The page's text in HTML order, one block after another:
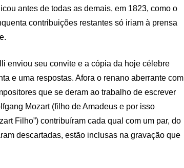
antes de todas as demais, em 1823, como o
contribuições restantes só iriam à prensa
enviou seu convite e a cópia da hoje célebre
e uma respostas. Afora o renano aberrante com
que se deram ao trabalho de escrever
Mozart (filho de Amadeus e por isso
Filho”) contribuíram cada qual com um par, do
descartadas, estão inclusas na gravação que